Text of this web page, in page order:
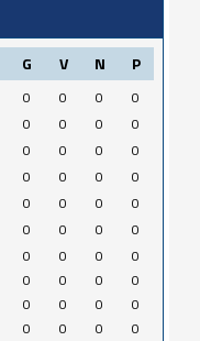
G V N P
0 0 0
0
0 0 0
0
0 0 0
0
0 0 0
0
0 0 0
0
0 0 0
0
0 0 0
0
0 0 0
0
0 0 0
0
0 0 0
0